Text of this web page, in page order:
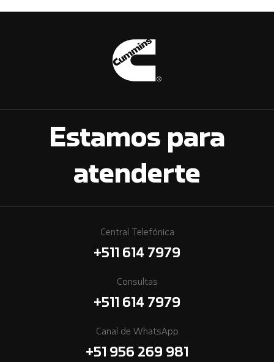
Estamos para
atenderte
Central Telefónica
+511 614 7979
Consultas
+511 614 7979
Canal de WhatsApp
+51 956 269 981